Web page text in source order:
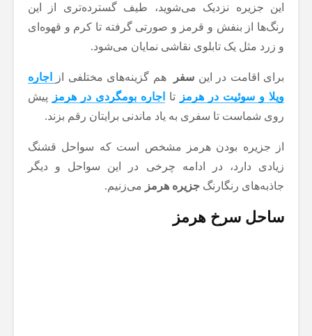
این جزیره نزدیک می‌شوید، طیف گسترده‌تری از این
رنگ‌ها از بنفش و قرمز و صورتی گرفته تا کرم و قهوه‌ای
و زرد مثل یک تابلوی نقاشی نمایان می‌شود.
برای اقامت در این سفرهم گزینه‌های مختلفی از
اجاره
ویلا و سوئیت در هرمز تا اجاره بومگردی در هرمز
پیش
روی شماست تا سفری به یاد ماندنی برایتان رقم بزند.
از جزیره بودن هرمز مشخص است که سواحل قشنگ
زیادی دارد، در ادامه چرخی در این سواحل و دیگر
جاذبه‌های رنگارنگ جزیره هرمز می‌زنیم.
ساحل سرخ هرمز